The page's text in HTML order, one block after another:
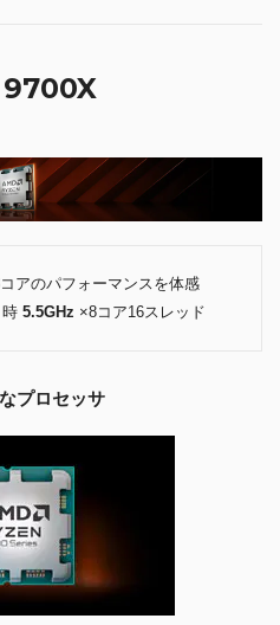
アのパフォーマンスを体感
5.5GHz ×8コア16スレッド
プロセッサ